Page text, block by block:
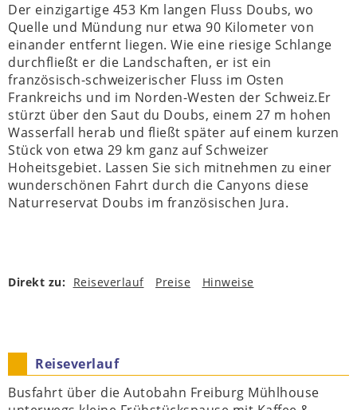
Der einzigartige 453 Km langen Fluss Doubs, wo
Quelle und Mündung nur etwa 90 Kilometer von
einander entfernt liegen. Wie eine riesige Schlange
durchfließt er die Landschaften, er ist ein
französisch-schweizerischer Fluss im Osten
Frankreichs und im Norden-Westen der Schweiz.Er
stürzt über den Saut du Doubs, einem 27 m hohen
Wasserfall herab und fließt später auf einem kurzen
Stück von etwa 29 km ganz auf Schweizer
Hoheitsgebiet. Lassen Sie sich mitnehmen zu einer
wunderschönen Fahrt durch die Canyons diese
Naturreservat Doubs im französischen Jura.
Direkt zu: Reiseverlauf Preise Hinweise
Reiseverlauf
Busfahrt über die Autobahn Freiburg Mühlhouse